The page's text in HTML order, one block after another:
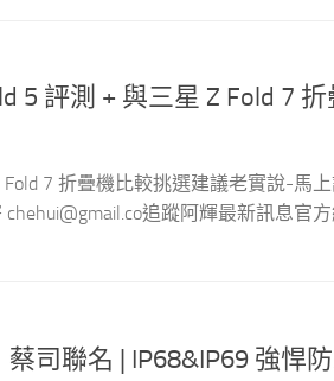
5 評測 + 與三星 Z Fold 7
7 折疊機比較挑選建議老實說-馬
chehui@gmail.co追蹤阿輝最新訊息官
司聯名 | IP68&IP69 強悍